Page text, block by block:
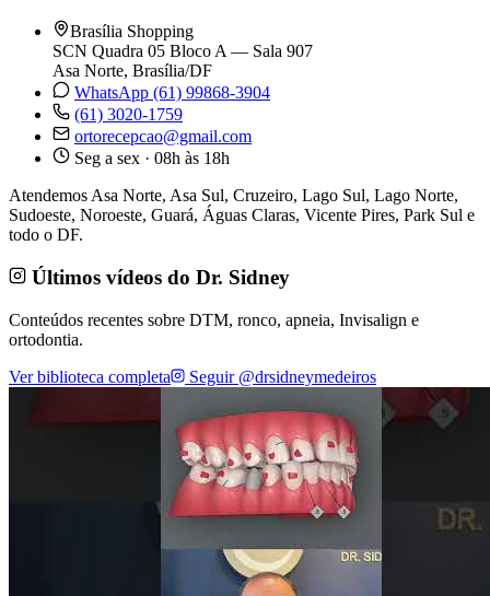
Brasília Shopping
SCN Quadra 05 Bloco A — Sala 907
Asa Norte, Brasília/DF
WhatsApp (61) 99868-3904
(61) 3020-1759
ortorecepcao@gmail.com
Seg a sex · 08h às 18h
Atendemos Asa Norte, Asa Sul, Cruzeiro, Lago Sul, Lago Norte,
Sudoeste, Noroeste, Guará, Águas Claras, Vicente Pires, Park Sul e
todo o DF.
Últimos vídeos do Dr. Sidney
Conteúdos recentes sobre DTM, ronco, apneia, Invisalign e
ortodontia.
Ver biblioteca completa
Seguir @drsidneymedeiros